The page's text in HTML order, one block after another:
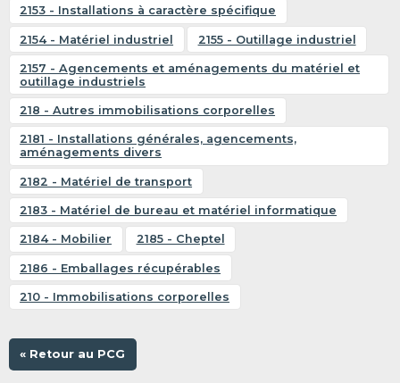
2153 - Installations à caractère spécifique
2154 - Matériel industriel 2155 - Outillage industriel
2157 - Agencements et aménagements du matériel et
outillage industriels
218 - Autres immobilisations corporelles
2181 - Installations générales, agencements,
aménagements divers
2182 - Matériel de transport
2183 - Matériel de bureau et matériel informatique
2184 - Mobilier 2185 - Cheptel
2186 - Emballages récupérables
210 - Immobilisations corporelles
« Retour au PCG